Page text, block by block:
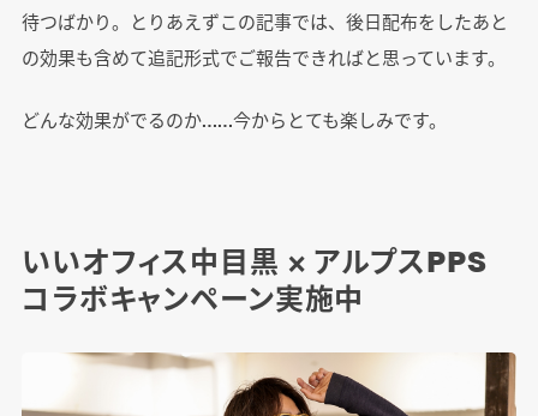
待つばかり。とりあえずこの記事では、後日配布をしたあと
の効果も含めて追記形式でご報告できればと思っています。
どんな効果がでるのか……今からとても楽しみです。
いいオフィス中目黒 × アルプスPPS
コラボキャンペーン実施中